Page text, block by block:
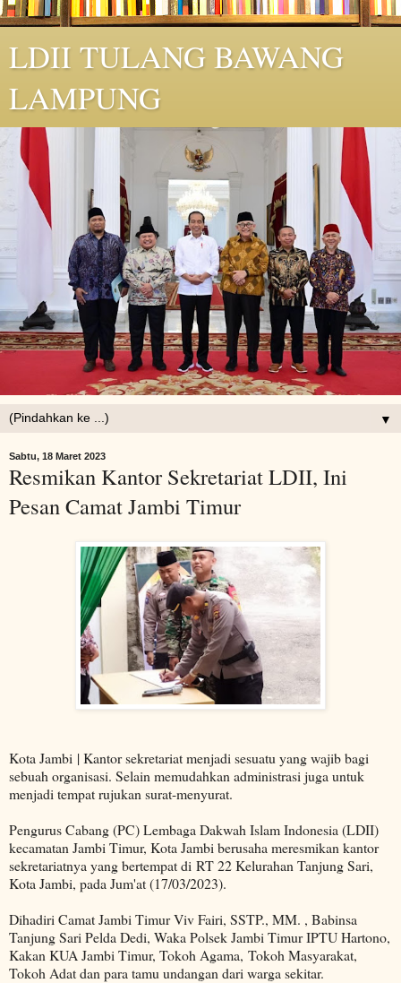
LDII TULANG BAWANG
LAMPUNG
▼
Sabtu, 18 Maret 2023
Resmikan Kantor Sekretariat LDII, Ini
Pesan Camat Jambi Timur
Kota Jambi | Kantor sekretariat menjadi sesuatu yang wajib bagi
sebuah organisasi. Selain memudahkan administrasi juga untuk
menjadi tempat rujukan surat-menyurat.
Pengurus Cabang (PC) Lembaga Dakwah Islam Indonesia (LDII)
kecamatan Jambi Timur, Kota Jambi berusaha meresmikan kantor
sekretariatnya yang bertempat di RT 22 Kelurahan Tanjung Sari,
Kota Jambi, pada Jum'at (17/03/2023).
Dihadiri Camat Jambi Timur Viv Fairi, SSTP., MM. , Babinsa
Tanjung Sari Pelda Dedi, Waka Polsek Jambi Timur IPTU Hartono,
Kakan KUA Jambi Timur, Tokoh Agama, Tokoh Masyarakat,
Tokoh Adat dan para tamu undangan dari warga sekitar.